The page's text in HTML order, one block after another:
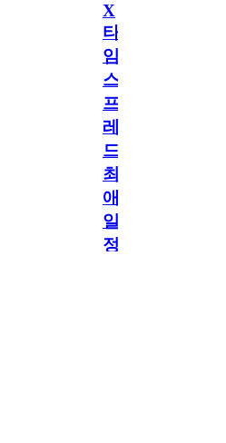
X
타
임
스
프
레
드]
최
애
일
정